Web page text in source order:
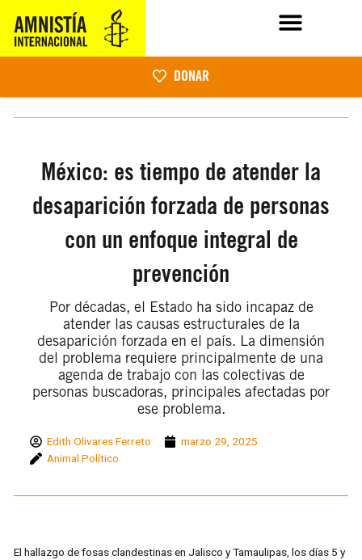
DONAR
México: es tiempo de atender la
desaparición forzada de personas
con un enfoque integral de
prevención
Por décadas, el Estado ha sido incapaz de
atender las causas estructurales de la
desaparición forzada en el país. La dimensión
del problema requiere principalmente de una
agenda de trabajo con las colectivas de
personas buscadoras, principales afectadas por
ese problema.
Edith Olivares Ferreto
marzo 29, 2025
Animal Político
El hallazgo de fosas clandestinas en Jalisco y Tamaulipas, los días 5 y